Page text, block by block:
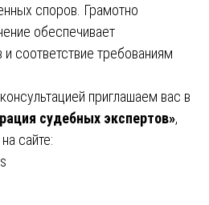
споров. Грамотно
обеспечивает
соответствие требованиям
приглашаем вас в
судебных экспертов»,
сайте: